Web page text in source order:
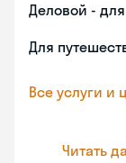
Деловой -
Для
Все услуги и
Читать